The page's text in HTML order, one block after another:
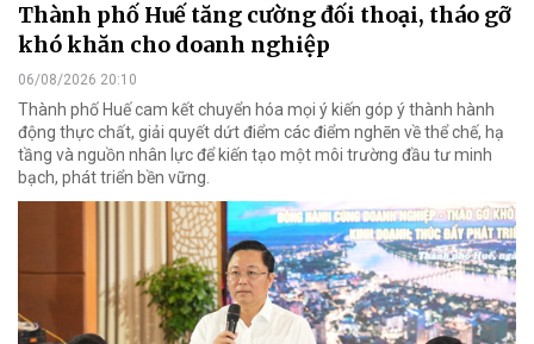
Thành phố Huế tăng cường đối thoại, tháo gỡ
khó khăn cho doanh nghiệp
06/08/2026 20:10
Thành phố Huế cam kết chuyển hóa mọi ý kiến góp ý thành hành
động thực chất, giải quyết dứt điểm các điểm nghẽn về thể chế, hạ
tầng và nguồn nhân lực để kiến tạo một môi trường đầu tư minh
bạch, phát triển bền vững.